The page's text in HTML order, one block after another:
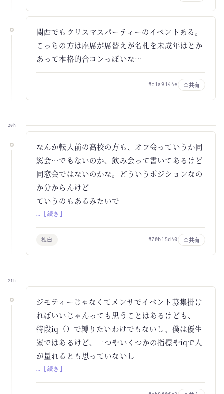
関西でもクリスマスパーティーのイベントある。
こっちの方は座席が席替えが名札を未成年はとか
あって本格的合コンっぽいな…
#c1a9144e 共有
20h
なんか転入前の高校の方も、オフ会っていうか同
窓会…でもないのか、飲み会って書いてあるけど
同窓会ではないのかな。どういうポジションなの
か分からんけど
ていうのもあるみたいで
… [続き]
独白 #70b15d40 共有
21h
ジモティーじゃなくてメンサでイベント募集掛け
ればいいじゃんっても思うことはあるけども、
特段iq（）で縛りたいわけでもないし、僕は優生
家ではあるけど、一つやいくつかの指標やiqで人
が量れるとも思っていないし
… [続き]